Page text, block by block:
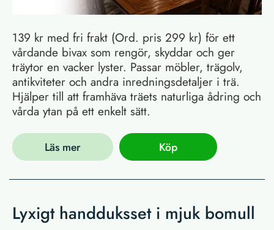
139 kr med fri frakt (Ord. pris 299 kr) för ett
vårdande bivax som rengör, skyddar och ger
träytor en vacker lyster. Passar möbler, trägolv,
antikviteter och andra inredningsdetaljer i trä.
Hjälper till att framhäva träets naturliga ådring och
vårda ytan på ett enkelt sätt.
Läs mer Köp
Lyxigt handduksset i mjuk bomull